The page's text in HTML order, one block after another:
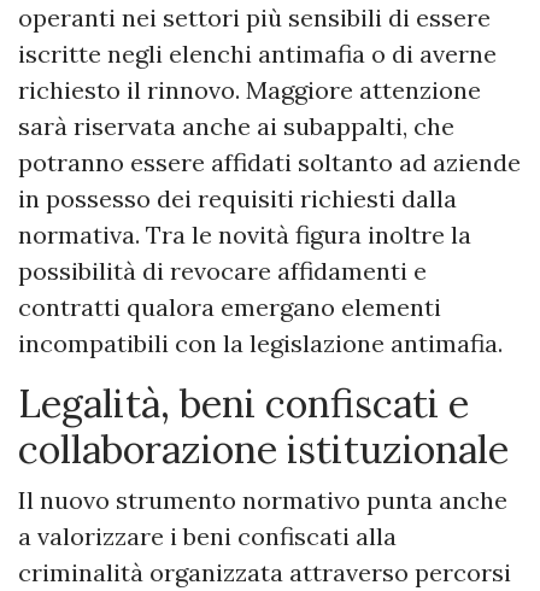
operanti nei settori più sensibili di essere
iscritte negli elenchi antimafia o di averne
richiesto il rinnovo. Maggiore attenzione
sarà riservata anche ai subappalti, che
potranno essere affidati soltanto ad aziende
in possesso dei requisiti richiesti dalla
normativa. Tra le novità figura inoltre la
possibilità di revocare affidamenti e
contratti qualora emergano elementi
incompatibili con la legislazione antimafia.
Legalità, beni confiscati e
collaborazione istituzionale
Il nuovo strumento normativo punta anche
a valorizzare i beni confiscati alla
criminalità organizzata attraverso percorsi